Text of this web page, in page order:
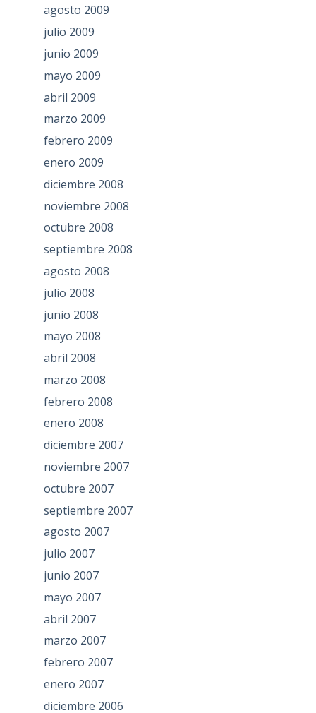
agosto 2009
julio 2009
junio 2009
mayo 2009
abril 2009
marzo 2009
febrero 2009
enero 2009
diciembre 2008
noviembre 2008
octubre 2008
septiembre 2008
agosto 2008
julio 2008
junio 2008
mayo 2008
abril 2008
marzo 2008
febrero 2008
enero 2008
diciembre 2007
noviembre 2007
octubre 2007
septiembre 2007
agosto 2007
julio 2007
junio 2007
mayo 2007
abril 2007
marzo 2007
febrero 2007
enero 2007
diciembre 2006